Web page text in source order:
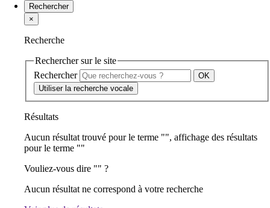
Rechercher
×
Recherche
Rechercher sur le site
Rechercher
Utiliser la recherche vocale
Résultats
Aucun résultat trouvé pour le terme "", affichage des résultats
pour le terme ""
Vouliez-vous dire "" ?
Aucun résultat ne correspond à votre recherche